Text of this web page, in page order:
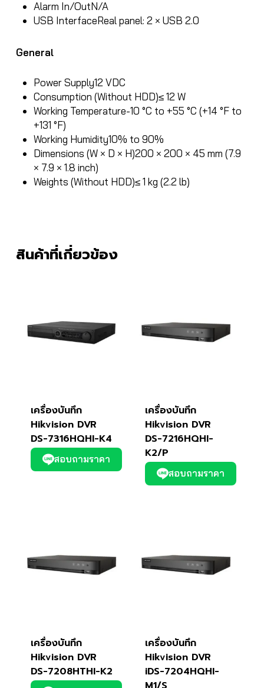
Alarm In/OutN/A
USB InterfaceReal panel: 2 × USB 2.0
General
Power Supply12 VDC
Consumption (Without HDD)≤ 12 W
Working Temperature-10 °C to +55 °C (+14 °F to
+131 °F)
Working Humidity10% to 90%
Dimensions (W × D × H)200 × 200 × 45 mm (7.9
× 7.9 × 1.8 inch)
Weights (Without HDD)≤ 1 kg (2.2 lb)
สินค้าที่เกี่ยวข้อง
เครื่องบันทึก
Hikvision DVR
DS-7316HQHI-K4
สอบถามราคา
เครื่องบันทึก
Hikvision DVR
DS-7216HQHI-
K2/P
สอบถามราคา
เครื่องบันทึก
Hikvision DVR
DS-7208HTHI-K2
เครื่องบันทึก
Hikvision DVR
iDS-7204HQHI-